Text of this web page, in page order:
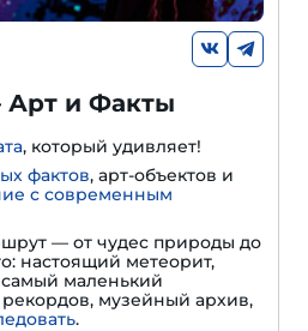
и Факты
, который удивляет!
фактов, арт-объектов и
с современным
— от чудес природы до
настоящий метеорит,
самый маленький
музейный архив,
.